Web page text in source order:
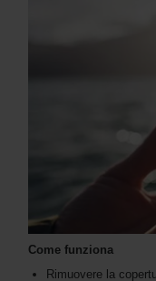
Come funziona
Rimuovere la